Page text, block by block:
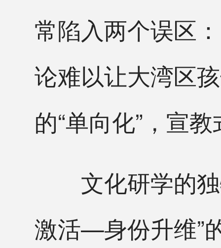
常陷入两个误区
论难以让大湾区
的“单向化”，宣
文化研学的独
激活—身份升维”